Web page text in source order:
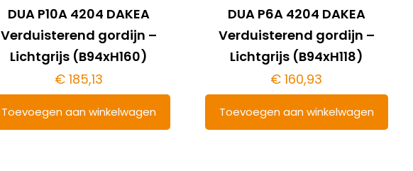
DUA P10A 4204 DAKEA
Verduisterend gordijn –
Lichtgrijs (B94xH160)
€ 185,13
Toevoegen aan winkelwagen
DUA P6A 4204 DAKEA
Verduisterend gordijn –
Lichtgrijs (B94xH118)
€ 160,93
Toevoegen aan winkelwagen